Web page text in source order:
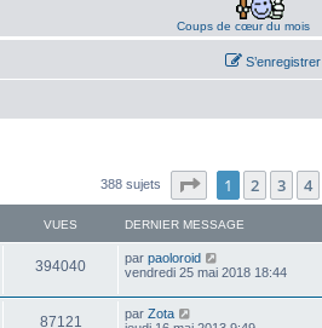
Coups de cœur du mois
S’enregistrer
388 sujets Page sur16
1 2 3 4
VUES DERNIER MESSAGE
394040V
u
D
e
n
i
par paoloroid
vendredi 25 mai 2018 18:44
87121
D
par Zota